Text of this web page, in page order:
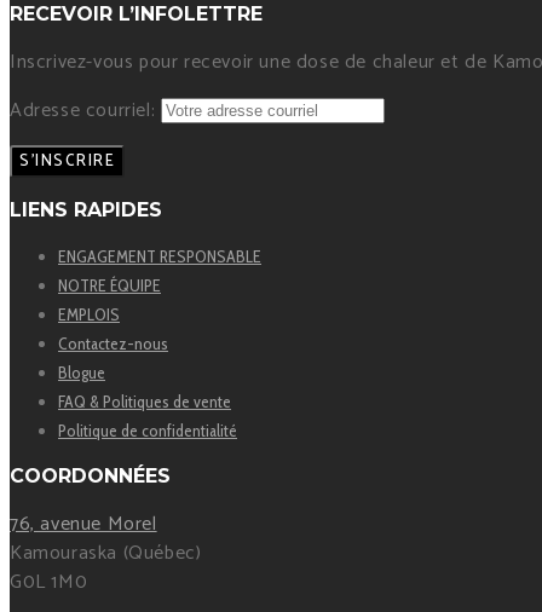
RECEVOIR L’INFOLETTRE
Inscrivez-vous pour recevoir une dose de chaleur et de
Adresse courriel:
LIENS RAPIDES
ENGAGEMENT RESPONSABLE
NOTRE ÉQUIPE
EMPLOIS
Contactez-nous
Blogue
FAQ & Politiques de vente
Politique de confidentialité
COORDONNÉES
76, avenue Morel
Kamouraska (Québec)
G0L 1M0